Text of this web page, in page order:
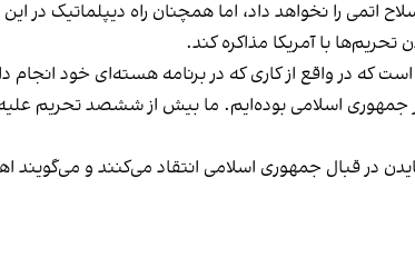
اتمی را نخواهد داد، اما همچنان راه دیپلماتیک در
تحریم‌ها با آمریکا مذاکره کند.
که در واقع از کاری که در برنامه هسته‌ای خود
اسلامی بوده‌ایم. ما بیش از ششصد تحریم علیه
در قبال جمهوری اسلامی انتقاد می‌کنند و می‌گویند